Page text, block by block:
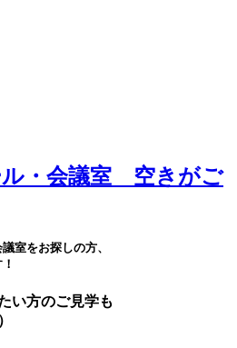
・会議室 空きがご
室をお探しの方、
い方のご見学も